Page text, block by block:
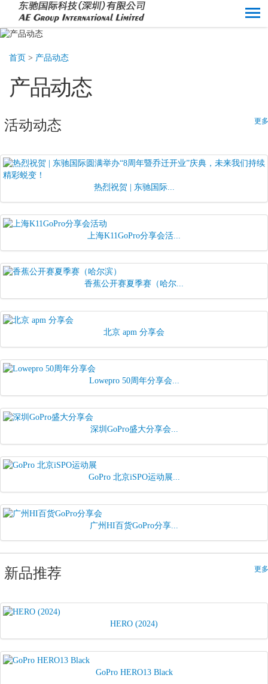
首页 > 产品动态
产品动态
活动动态 更
热烈祝贺 | 东驰国际...
上海K11GoPro分享会活...
香蕉公开赛夏季赛（哈尔...
北京 apm 分享会
Lowepro 50周年分享会...
深圳GoPro盛大分享会...
GoPro 北京iSPO运动展...
广州HI百货GoPro分享...
新品推荐 更
HERO (2024)
GoPro HERO13 Black